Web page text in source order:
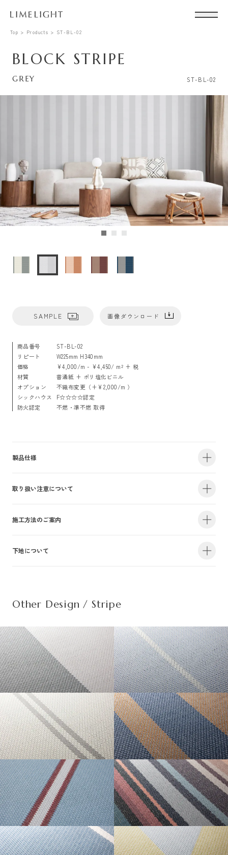
Top Products ST-BL-02
BLOCK STRIPE
GREY ST-BL-02
SAMPLE 画像ダウンロード
商品番号
ST-BL-02
リピート
W225mm H340mm
価格
¥4,000/m - ¥4,450/ m² + 税
材質
普通紙 + ポリ塩化ビニル
オプション
不織布変更（+¥2,000/m ）
シックハウス
F☆☆☆☆認定
防火認定
不燃・準不燃 取得
製品仕様
・サイズ
940mm×47m（有効巾900mm・m切売り）
・防カビ性能
推奨糊は、「プリンテリアボンド」もしくは、「ウォールボンド100」です。
・サイズ
950mm×47m（有効巾900mm・m切売り）
・不燃認定番号
NM-5450
・準不燃認定番号
MFN-3734
| リピートレス商品について |
横のリピートサイズがW900mm以上の商品はリピートレスタイプです。
リピートレスタイプの商品をご注文の際は、必ずRepeat Imageをご確認いた
だき、番号をご指定ください。
リピートレスタイプのご注文数量は、本売り(W900mmxH2700mm/本)となり
ますのでご注意ください。
また、ご使用される壁面や天井へのリピートサイズの調整をご希望の場合
は、お問い合わせください。
取り扱い注意について
| 1.防火性能について |
建物内の内装仕上げに関しては、建築基準法により防火上の基準が定められ
ださい。詳細は下地についてをご参照ください。
| 2.使用環境について |
高温、多濯、水漏れの環墳や屋外での使用はお避けください。天井や間接照
明付近など、下地の段差が目立つ場所にご使用になる場合は、ご注意下さ
い。
| 3.柄合わせの必要な商品について |
柄合わせを必要とする商品は、要尺が無地系の商品よりも多くなりますので
ご注意ください。施工の際は見本帳の「リピート」表示を参考に柄合わせし
てください。
| 4.施工費について |
一般ビニル壁紙と比較して加工難易度が冨いため、施工費が割増しになる場
施工方法のご案内
詳しい施工方法のご案内につきましては、PDFをご覧ください。
下地について
また種別は随時追加・変更がなされております。必ず最新の情報をご確認く
材質 普通紙＋ポリ塩化
防
火
性
能
施
工
方
直
張
り
不燃材料※① 不燃
不燃石膏ボード※② 不燃
準不燃材料※③ 準不燃
金属板※④ -
施
工
方
法
下
張
り
不燃材料※① -
不燃石膏ボード※② -
準不燃材料※③ -
それぞれ壁紙との組み合わせで使用できる代表的な下地基材は以下のものに
なります。
※①告示第1400号のモルタル、厚さが5mm以上の繊維混入ケイ酸カルシウム
板
Other Design / Stripe
BLOCK STRIPE PIN STRIPE
DOUBLE STRIPE
THICK AND THIN
STRIPE
REGIMENTAL STRIPE MULTI STRIPE